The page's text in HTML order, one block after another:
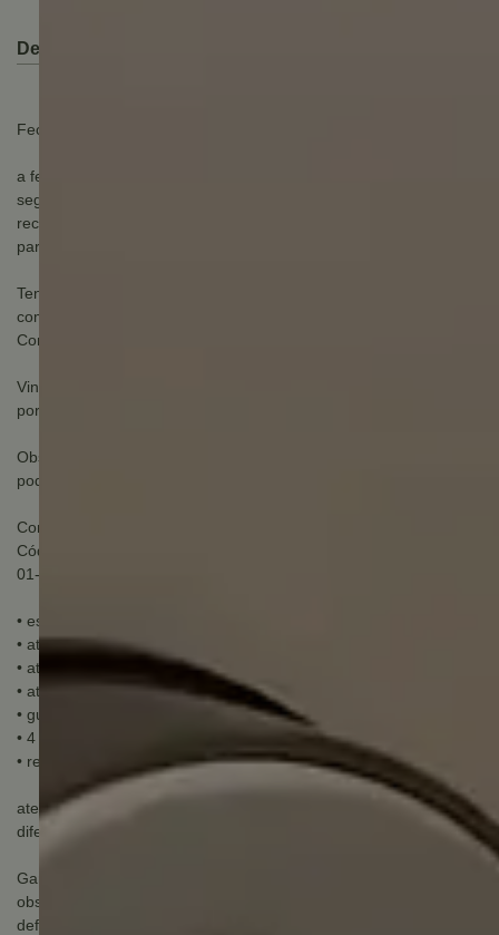
Descrição do Produto
Fechadura Digital Biométrica Ymc 420w Trinco Reversível Yale
a fechadura digital ymc 420w da yale é uma opção moderna e
segura para quem busca praticidade e tecnologia. Ela vem com
recurso com senha, oferecendo uma camada extra de segurança
para sua casa ou escritório.
Tenha o controle de acesso de todos os cômodos do seu lar
compatível com alexa.
Compatível com google home.
Vincule sua fechadura com yale connect e tenha o controle da
porta na palmada sua mão.
Obs: *Somente a lado externo da fechadura ( painel com display )
pode ficar exposto ao tempo.
Componentes incluídos na embalagem:
Código: 05461000-0
01- fechadura ymc 420w
• espessura de porta: 30 a 70mm
• até 250 senhas
• até 250 biometrias
• até 250 cartões
• guia de voz 3 diomas: Inglês, espanhol e português
• 4 pilhas aa alcalinas autonomia de até 3.600 acionamentos
• resistente a intempéries
atenção: Imagem meramente ilustrativa, podendo conter alguma
diferença em sua tonalidade.
Garantia do fabricante: 24 meses
observação sobre a garantia do fabricante: Garantia apenas para
defeito de fabricação, não cobre mau uso.